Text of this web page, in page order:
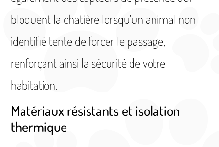
bloquent la chatière lorsqu’un animal non
identifié tente de forcer le passage,
renforçant ainsi la sécurité de votre
habitation.
Matériaux résistants et isolation
thermique